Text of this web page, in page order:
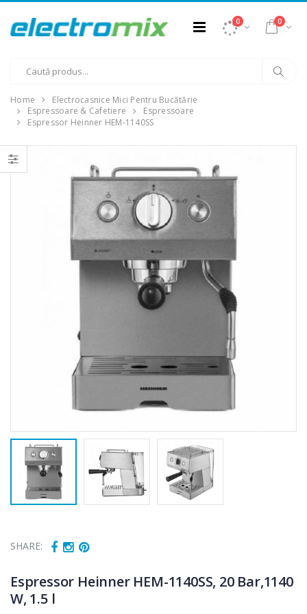
0 0
Home
Electrocasnice Mici Pentru Bucătărie
Espressoare & Cafetiere
Espressoare
Espressor Heinner HEM-1140SS
SHARE:
Espressor Heinner HEM-1140SS, 20 Bar,1140
W, 1.5 l
-25%
Fierbator